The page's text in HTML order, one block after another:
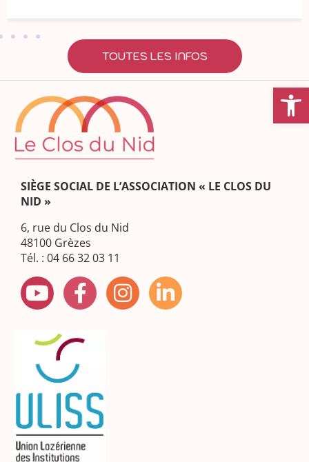
Ouvrir
TOUTES LES INFOS
SIÈGE SOCIAL DE L’ASSOCIATION « LE CLOS DU
NID »
6, rue du Clos du Nid
48100 Grèzes
Tél. : 04 66 32 03 11